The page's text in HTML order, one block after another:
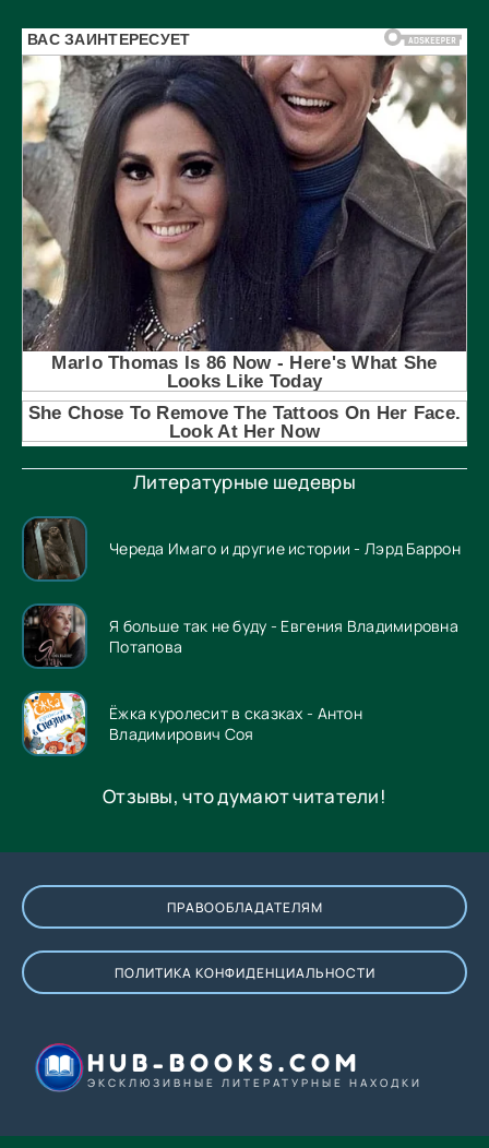
Литературные шедевры
Череда Имаго и другие истории - Лэрд Баррон
Я больше так не буду - Евгения Владимировна
Потапова
Ёжка куролесит в сказках - Антон
Владимирович Соя
Отзывы, что думают читатели!
ПРАВООБЛАДАТЕЛЯМ
ПОЛИТИКА КОНФИДЕНЦИАЛЬНОСТИ
HUB-BOOKS.COM
ЭКСКЛЮЗИВНЫЕ ЛИТЕРАТУРНЫЕ НАХОДКИ